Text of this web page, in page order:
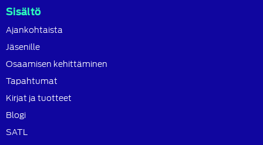
Sisältö
Ajankohtaista
Jäsenille
Osaamisen kehittäminen
Tapahtumat
Kirjat ja tuotteet
Blogi
SATL